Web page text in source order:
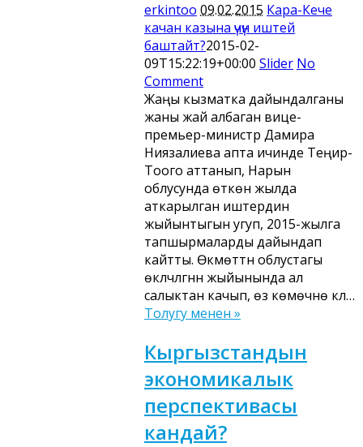
erkintoo 09.02.2015 Кара-Кече
качан казына үчүн иштей
баштайт?2015-02-
09T15:22:19+00:00 Slider No
Comment
Жаңы кызматка дайындалганы
жаны жай албаган вице-
премьер-министр Дамира
Ниязалиева апта ичинде Теңир-
Тоого аттанып, Нарын
облусунда өткөн жылда
аткарылган иштердин
жыйынтыгын угуп, 2015-жылга
тапшырмаларды дайындап
кайтты. Өкмөттүн облустагы
өкүлчүлүгүнүн жыйынында ал
салыктан качып, өз көмөчүнө күл…
Толугу менен »
Кыргызстандын
экономикалык
перспективасы
кандай?